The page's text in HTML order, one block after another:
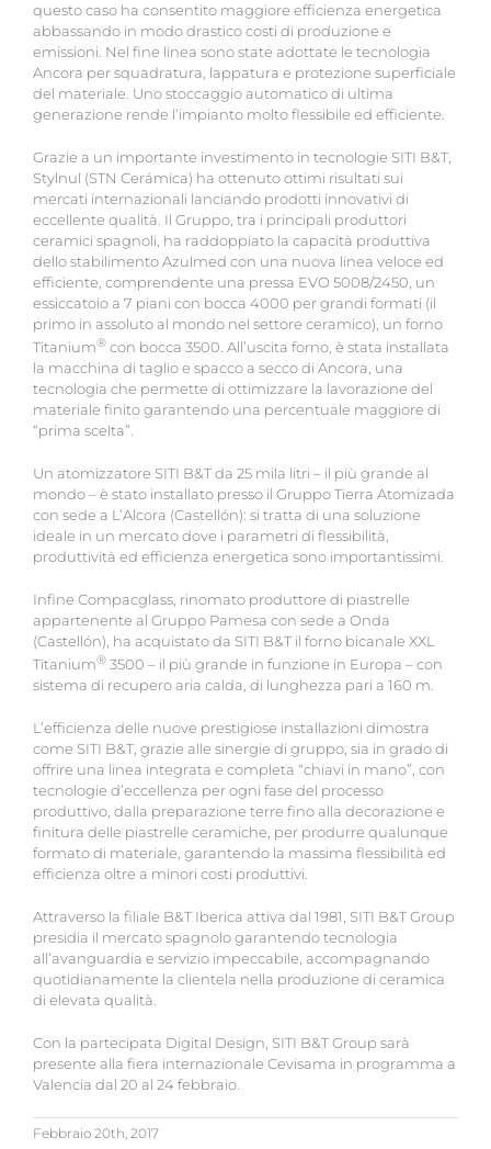
questo caso ha consentito maggiore efficienza energetica
abbassando in modo drastico costi di produzione e
emissioni. Nel fine linea sono state adottate le tecnologia
Ancora per squadratura, lappatura e protezione superficiale
del materiale. Uno stoccaggio automatico di ultima
generazione rende l’impianto molto flessibile ed efficiente.
Grazie a un importante investimento in tecnologie SITI B&T,
Stylnul (STN Cerámica) ha ottenuto ottimi risultati sui
mercati internazionali lanciando prodotti innovativi di
eccellente qualità. Il Gruppo, tra i principali produttori
ceramici spagnoli, ha raddoppiato la capacità produttiva
dello stabilimento Azulmed con una nuova linea veloce ed
efficiente, comprendente una pressa EVO 5008/2450, un
essiccatoio a 7 piani con bocca 4000 per grandi formati (il
primo in assoluto al mondo nel settore ceramico), un forno
Titanium® con bocca 3500. All’uscita forno, è stata installata
la macchina di taglio e spacco a secco di Ancora, una
tecnologia che permette di ottimizzare la lavorazione del
materiale finito garantendo una percentuale maggiore di
“prima scelta”.
Un atomizzatore SITI B&T da 25 mila litri – il più grande al
mondo – è stato installato presso il Gruppo Tierra Atomizada
con sede a L’Alcora (Castellón): si tratta di una soluzione
ideale in un mercato dove i parametri di flessibilità,
produttività ed efficienza energetica sono importantissimi.
Infine Compacglass, rinomato produttore di piastrelle
appartenente al Gruppo Pamesa con sede a Onda
(Castellón), ha acquistato da SITI B&T il forno bicanale XXL
Titanium® 3500 – il più grande in funzione in Europa – con
sistema di recupero aria calda, di lunghezza pari a 160 m.
L’efficienza delle nuove prestigiose installazioni dimostra
come SITI B&T, grazie alle sinergie di gruppo, sia in grado di
offrire una linea integrata e completa “chiavi in mano”, con
tecnologie d’eccellenza per ogni fase del processo
produttivo, dalla preparazione terre fino alla decorazione e
finitura delle piastrelle ceramiche, per produrre qualunque
formato di materiale, garantendo la massima flessibilità ed
efficienza oltre a minori costi produttivi.
Attraverso la filiale B&T Iberica attiva dal 1981, SITI B&T Group
presidia il mercato spagnolo garantendo tecnologia
all’avanguardia e servizio impeccabile, accompagnando
quotidianamente la clientela nella produzione di ceramica
di elevata qualità.
Con la partecipata Digital Design, SITI B&T Group sarà
presente alla fiera internazionale Cevisama in programma a
Valencia dal 20 al 24 febbraio.
Febbraio 20th, 2017